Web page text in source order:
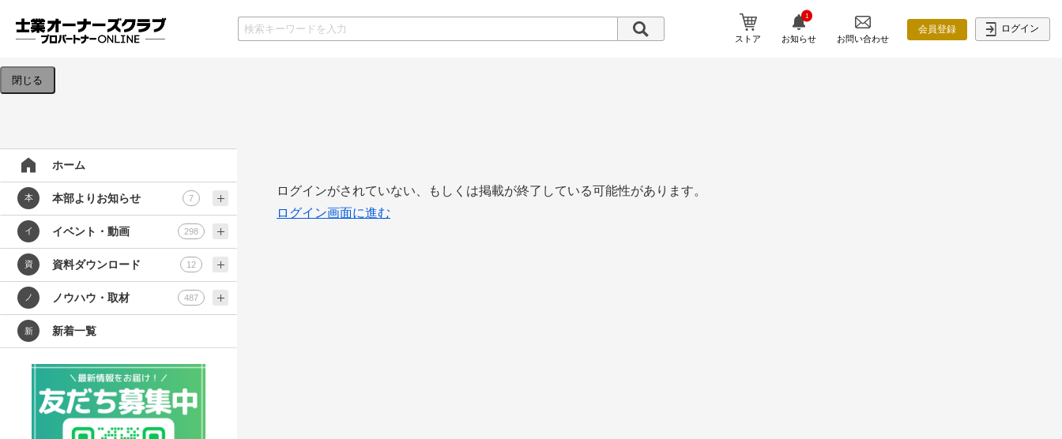
ストア
1
お知らせ お問い合わせ
会員登録 ログイン
検索条件を入力してください。
閉じる
ホーム
本 本部よりお知らせ 7
イ イベント・動画 298
資 資料ダウンロード 12
ノ ノウハウ・取材 487
新 新着一覧
ログインがされていない、もしくは掲載が終了している可能性があります。
ログイン画面に進む